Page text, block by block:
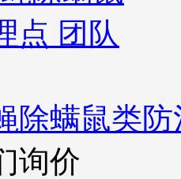
除螨鼠类
询价